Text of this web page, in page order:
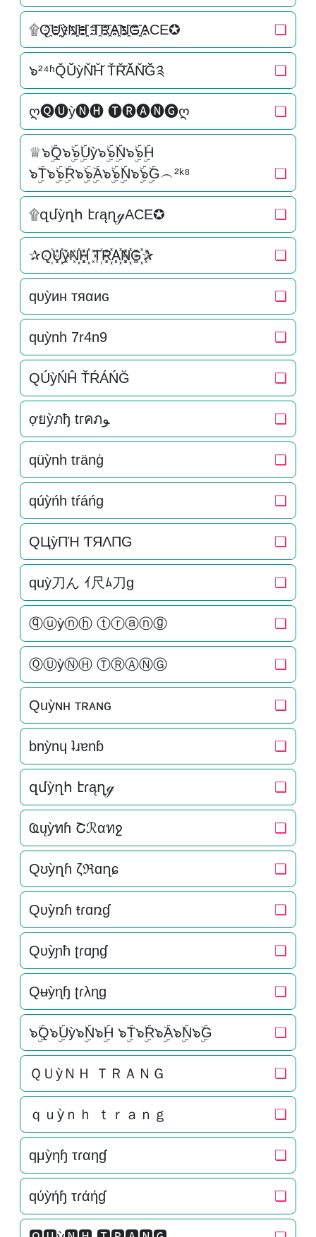
۩Q҈U҈҈ỳN҈҈H҈҈ T҈R҈҈A҈҈N҈҈G҈҈ACE✪ ❏
๖²⁴ʱQ̆Ŭ̆ỳN̆̆H̆̆ T̆R̆̆Ă̆N̆̆Ğ̆༉ ❏
ღ🅠🅤ỳ🅝🅗 🅣🅡🅐🅝🅖ღ ❏
♕๖ۣۜQ๖ۣۜ๖ۣۜUỳ๖ۣۜ๖ۣۜN๖ۣۜ๖ۣۜH
๖ۣۜT๖ۣۜ๖ۣۜR๖ۣۜ๖ۣۜA๖ۣۜ๖ۣۜN๖ۣۜ๖ۣۜG︵²ᵏ⁸
❏
۩զմỳղհ էɾąղℊACE✪ ❏
✰Q꙰U꙰꙰ỳN꙰꙰H꙰꙰ T꙰R꙰꙰A꙰꙰N꙰꙰G꙰꙰✰ ❏
qυỳин тяαиɢ ❏
quỳnh 7r4n9 ❏
QÚỳŃĤ ŤŔÁŃĞ ❏
ợยỳภђ tгคภﻮ ❏
qüỳnh tränġ ❏
qúỳńh tŕáńg ❏
QЦỳПΉ ƬЯΛПG ❏
quỳ刀ん ｲ尺ﾑ刀g ❏
ⓠⓤỳⓝⓗ ⓣⓡⓐⓝⓖ ❏
ⓆⓊỳⓃⒽ ⓉⓇⒶⓃⒼ ❏
Quỳɴн тʀᴀɴԍ ❏
bnỳnɥ ʇɹɐnɓ ❏
զմỳղհ էɾąղℊ ❏
Ҩųỳทɦ Շℛαทջ ❏
Qʊỳղɦ ζℜɑղɕ ❏
Qυỳռɦ ŧɾɑռɠ ❏
Qυỳɲħ ʈɾɑɲɠ ❏
Qʉỳɳɧ ʈɾλɳɡ ❏
๖ۣۜQ๖ۣۜUỳ๖ۣۜN๖ۣۜH ๖ۣۜT๖ۣۜR๖ۣۜA๖ۣۜN๖ۣۜG ❏
ＱＵỳＮＨ ＴＲＡＮＧ ❏
ｑｕỳｎｈ ｔｒａｎｇ ❏
qμỳηɧ τɾαηɠ ❏
qύỳήɧ τɾάήɠ ❏